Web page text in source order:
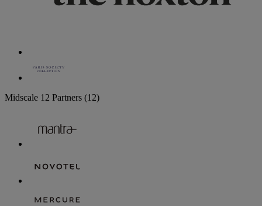
Midscale 12 Partners (12)